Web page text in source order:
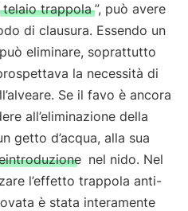
telaio trappola ”, può avere
di clausura. Essendo un
eliminare, soprattutto
la necessità di
Se il favo è ancora
all’eliminazione della
getto d’acqua, alla sua
nel nido. Nel
l’effetto trappola anti-
è stata interamente